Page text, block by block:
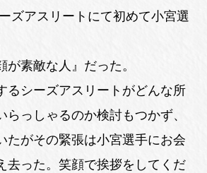
ズアスリートにて初めて小宮選
が素敵な人』だった。
るシーズアスリートがどんな所
らっしゃるのか検討もつかず、
たがその緊張は小宮選手にお会
去った。笑顔で挨拶をしてくだ